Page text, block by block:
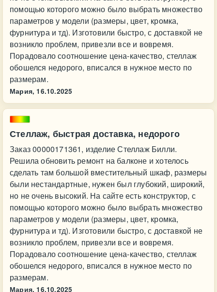
помощью которого можно было выбрать множество
параметров у модели (размеры, цвет, кромка,
фурнитура и тд). Изготовили быстро, с доставкой не
возникло проблем, привезли все и вовремя.
Порадовало соотношение цена-качество, стеллаж
обошелся недорого, вписался в нужное место по
размерам.
Мария, 16.10.2025
Стеллаж, быстрая доставка, недорого
Заказ 00000171361, изделие Стеллаж Билли.
Решила обновить ремонт на балконе и хотелось
сделать там большой вместительный шкаф, размеры
были нестандартные, нужен был глубокий, широкий,
но не очень высокий. На сайте есть конструктор, с
помощью которого можно было выбрать множество
параметров у модели (размеры, цвет, кромка,
фурнитура и тд). Изготовили быстро, с доставкой не
возникло проблем, привезли все и вовремя.
Порадовало соотношение цена-качество, стеллаж
обошелся недорого, вписался в нужное место по
размерам.
Мария, 16.10.2025